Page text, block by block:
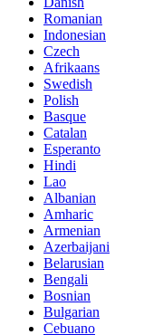
Romanian
Indonesian
Czech
Afrikaans
Swedish
Polish
Basque
Catalan
Esperanto
Hindi
Lao
Albanian
Amharic
Armenian
Azerbaijani
Belarusian
Bengali
Bosnian
Bulgarian
Cebuano